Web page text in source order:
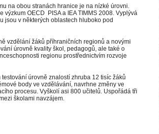
na obou stranách hranice je na nízké úrovni.
výzkum OECD PISA a IEA TIMMS 2008. Vyplývá
jsou v některých oblastech hluboko pod
vzdělání žáků příhraničních regionů a novými
úrovně kvality škol, pedagogů, ale také o
regionu prostřednictvím rozvoje
úrovně znalostí zhruba 12 tisíc žáků
body ve vzdělávání, navrhne změny ve
procesu. Vyškolí asi 800 učitelů. Uspořádá tři
školami navzájem.